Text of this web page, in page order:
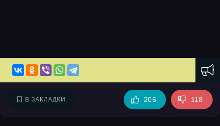
В ЗАКЛАДКИ 206 118